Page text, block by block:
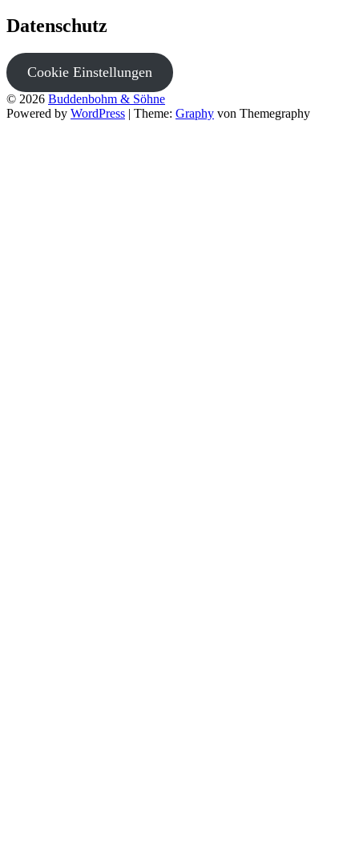
Datenschutz
Cookie Einstellungen
© 2026 Buddenbohm & Söhne
Powered by WordPress | Theme: Graphy von Themegraphy